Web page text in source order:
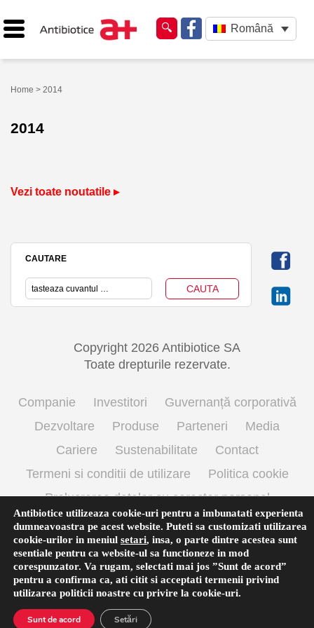
Română
Home > 2014
2014
Vezi toate noutatile ▸
CAUTARE
Copyright 2026 Antibiotice SA
Toate drepturile rezervate.
Companie Investitori
Guvernanță corporativă
Dezvoltare
Produse Parteneri
Media
Cariere
Sustenabilitate
Contact
Termeni si conditii de utilizare
Politica cookie
Prelucrarea datelor cu caracter personal
Antibiotice utilizeaza cookie-uri pentru a imbunatati experienta
dumneavoastra pe acest website. Puteti sa customizati utilizarea
cookie-urilor in meniul setari, insa, o parte dintre acestea sunt
esentiale pentru ca website-ul sa functioneze in mod
corespunzator. Va rugam, selectati mai jos ”Sunt de acord”
pentru a confirma ca, ati citit si acceptati termenii privind
utilizarea politicii noastre cu privire la cookie-uri.
Sunt de acord Setări
English(Engleză) Română